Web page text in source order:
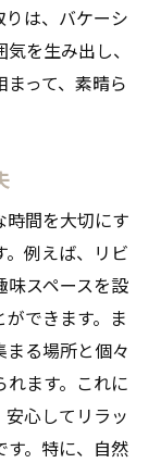
文住宅の選
は、バケーシ
を生み出し、
って、素晴ら
時間を大切にす
例えば、リビ
味スペースを設
できます。ま
る場所と個々
ます。これに
心してリラッ
す。特に、自然